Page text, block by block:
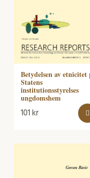
Betydelsen av etnicitet
Statens
institutionsstyrelses
ungdomshem
101kr